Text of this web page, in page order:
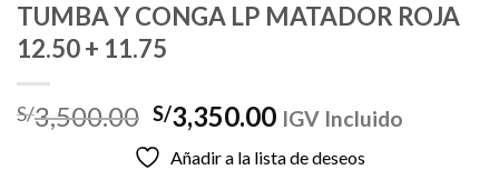
TUMBA Y CONGA LP MATADOR ROJA
12.50 + 11.75
S/3,500.00 El
precio
original
S/3,350.00El
actual
IGV Incluido
Añadir a la lista de deseos